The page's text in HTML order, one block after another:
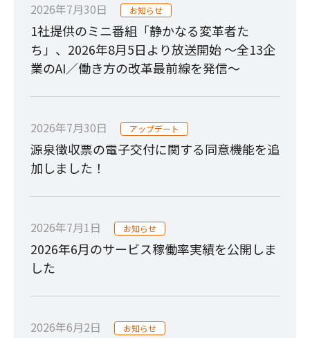
2026年7月30日 お知らせ
1社提供のミニ番組「静かなる変革者た
ち」、2026年8月5日より放送開始 ～全13企
業のAI／働き方の改革最前線を発信～
2026年7月30日 アップデート
源泉徴収票の電子交付に関する同意機能を追
加しました！
2026年7月1日 お知らせ
2026年6月のサービス稼働率実績を公開しま
した
2026年6月2日 お知らせ